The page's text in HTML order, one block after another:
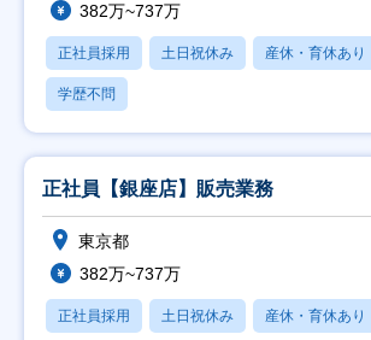
382万~737万
正社員採用 土日祝休み 産休・育休あり
学歴不問
正社員【銀座店】販売業務
東京都
382万~737万
正社員採用 土日祝休み 産休・育休あり